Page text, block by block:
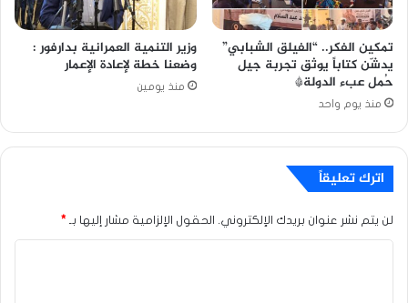
تمكين الفكر.. “الفيلق الشبابي”
يدشّن كتاباً يوثق تجربة جيل
حُمل عبء الدولة*
منذ يوم واحد
وزير التنمية العمرانية بدارفور :
وضعنا خطة لإعادة الإعمار
منذ يومين
اترك تعليقاً
لن يتم نشر عنوان بريدك الإلكتروني. الحقول الإلزامية مشار إليها بـ *